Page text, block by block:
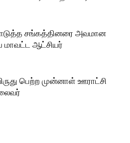
சங்கத்தினரை அவமான
மாவட்ட ஆட்சியர்
பெற்ற முன்னாள் ஊராட்சி